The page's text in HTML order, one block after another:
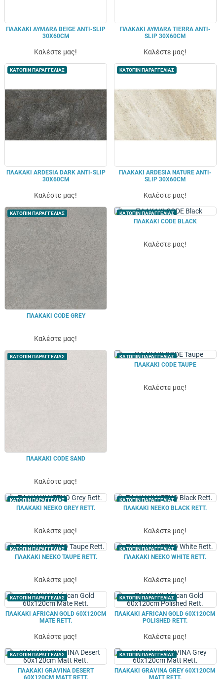
ΠΛΑΚΑΚΙ AYMARA BEIGE ANTI-SLIP
30X60CM
Καλέστε μας!
ΠΛΑΚΑΚΙ AYMARA TIERRA ANTI-
SLIP 30X60CM
Καλέστε μας!
ΚΑΤΟΠΙΝ ΠΑΡΑΓΓΕΛΙΑΣ
ΠΛΑΚΑΚΙ ARDESIA DARK ANTI-SLIP
30X60CM
Καλέστε μας!
ΚΑΤΟΠΙΝ ΠΑΡΑΓΓΕΛΙΑΣ
ΠΛΑΚΑΚΙ ARDESIA NATURE ANTI-
SLIP 30X60CM
Καλέστε μας!
ΚΑΤΟΠΙΝ ΠΑΡΑΓΓΕΛΙΑΣ
ΠΛΑΚΑΚΙ CODE GREY
Καλέστε μας!
ΚΑΤΟΠΙΝ ΠΑΡΑΓΓΕΛΙΑΣ
ΠΛΑΚΑΚΙ CODE BLACK
Καλέστε μας!
ΚΑΤΟΠΙΝ ΠΑΡΑΓΓΕΛΙΑΣ
ΠΛΑΚΑΚΙ CODE SAND
Καλέστε μας!
ΚΑΤΟΠΙΝ ΠΑΡΑΓΓΕΛΙΑΣ
ΠΛΑΚΑΚΙ CODE TAUPE
Καλέστε μας!
ΚΑΤΟΠΙΝ ΠΑΡΑΓΓΕΛΙΑΣ
ΠΛΑΚΑΚΙ NEEKO GREY RETT.
Καλέστε μας!
ΚΑΤΟΠΙΝ ΠΑΡΑΓΓΕΛΙΑΣ
ΠΛΑΚΑΚΙ NEEKO BLACK RETT.
Καλέστε μας!
ΚΑΤΟΠΙΝ ΠΑΡΑΓΓΕΛΙΑΣ
ΠΛΑΚΑΚΙ NEEKO TAUPE RETT.
Καλέστε μας!
ΚΑΤΟΠΙΝ ΠΑΡΑΓΓΕΛΙΑΣ
ΠΛΑΚΑΚΙ NEEKO WHITE RETT.
Καλέστε μας!
ΚΑΤΟΠΙΝ ΠΑΡΑΓΓΕΛΙΑΣ
ΠΛΑΚΑΚΙ AFRICAN GOLD 60X120CM
MATE RETT.
Καλέστε μας!
ΚΑΤΟΠΙΝ ΠΑΡΑΓΓΕΛΙΑΣ
ΠΛΑΚΑΚΙ AFRICAN GOLD 60X120CM
POLISHED RETT.
Καλέστε μας!
ΚΑΤΟΠΙΝ ΠΑΡΑΓΓΕΛΙΑΣ
ΠΛΑΚΑΚΙ GRAVINA DESERT
ΚΑΤΟΠΙΝ ΠΑΡΑΓΓΕΛΙΑΣ
ΠΛΑΚΑΚΙ GRAVINA GREY 60X120CM